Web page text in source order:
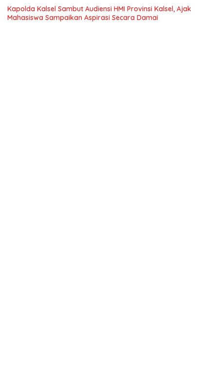
Kapolda Kalsel Sambut Audiensi HMI Provinsi Kalsel, Ajak
Mahasiswa Sampaikan Aspirasi Secara Damai